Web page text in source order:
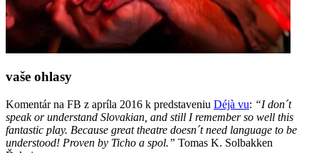
vaše ohlasy
Komentár na FB z apríla 2016 k predstaveniu Déjà vu: “I don´t
speak or understand Slovakian, and still I remember so well this
fantastic play. Because great theatre doesn´t need language to be
understood! Proven by Ticho a spol.” Tomas K. Solbakken